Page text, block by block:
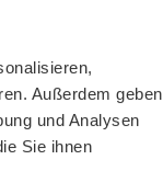
Außerdem geben
und Analysen
Sie ihnen